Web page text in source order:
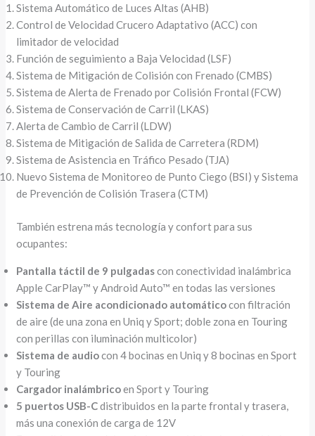
Sistema Automático de Luces Altas (AHB)
Control de Velocidad Crucero Adaptativo (ACC) con
limitador de velocidad
Función de seguimiento a Baja Velocidad (LSF)
Sistema de Mitigación de Colisión con Frenado (CMBS)
Sistema de Alerta de Frenado por Colisión Frontal (FCW)
Sistema de Conservación de Carril (LKAS)
Alerta de Cambio de Carril (LDW)
Sistema de Mitigación de Salida de Carretera (RDM)
Sistema de Asistencia en Tráfico Pesado (TJA)
Nuevo Sistema de Monitoreo de Punto Ciego (BSI) y Sistema
de Prevención de Colisión Trasera (CTM)
También estrena más tecnología y confort para sus
ocupantes:
Pantalla táctil de 9 pulgadascon conectividad inalámbrica
Apple CarPlay™ y Android Auto™ en todas las versiones
Sistema de Aire acondicionado automáticocon filtración
de aire (de una zona en Uniq y Sport; doble zona en Touring
con perillas con iluminación multicolor)
Sistema de audiocon 4 bocinas en Uniq y 8 bocinas en Sport
y Touring
Cargador inalámbricoen Sport y Touring
5 puertos USB-Cdistribuidos en la parte frontal y trasera,
más una conexión de carga de 12V